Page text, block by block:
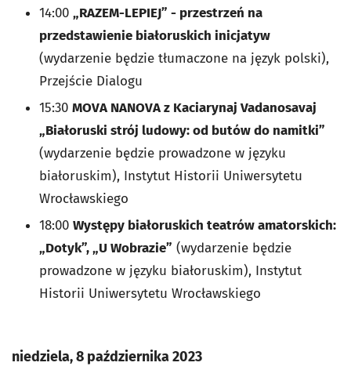
14:00 „RAZEM-LEPIEJ” - przestrzeń na
przedstawienie białoruskich inicjatyw
(wydarzenie będzie tłumaczone na język polski),
Przejście Dialogu
15:30 MOVA NANOVA z Kaciarynaj Vadanosavaj
„Białoruski strój ludowy: od butów do namitki”
(wydarzenie będzie prowadzone w języku
białoruskim), Instytut Historii Uniwersytetu
Wrocławskiego
18:00 Występy białoruskich teatrów amatorskich:
„Dotyk”, „U Wobrazie” (wydarzenie będzie
prowadzone w języku białoruskim), Instytut
Historii Uniwersytetu Wrocławskiego
niedziela, 8 października 2023